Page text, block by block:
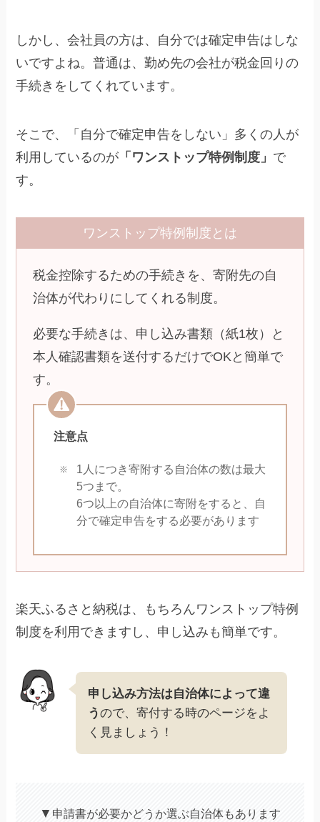
しかし、会社員の方は、自分では確定申告はしな
いですよね。普通は、勤め先の会社が税金回りの
手続きをしてくれています。
そこで、「自分で確定申告をしない」多くの人が
利用しているのが 「ワンストップ特例制度」 で
す。
ワンストップ特例制度とは
税金控除するための手続きを、寄附先の自
治体が代わりにしてくれる制度。
必要な手続きは、申し込み書類（紙1枚）と
本人確認書類を送付するだけでOKと簡単で
す。
注意点
1人につき寄附する自治体の数は最大
5つまで。
6つ以上の自治体に寄附をすると、自
分で確定申告をする必要があります
楽天ふるさと納税は、もちろんワンストップ特例
制度を利用できますし、申し込みも簡単です。
申し込み方法は自治体によって違
うので、寄付する時のページをよ
く見ましょう！
▼ 申請書が必要かどうか選ぶ自治体もあります